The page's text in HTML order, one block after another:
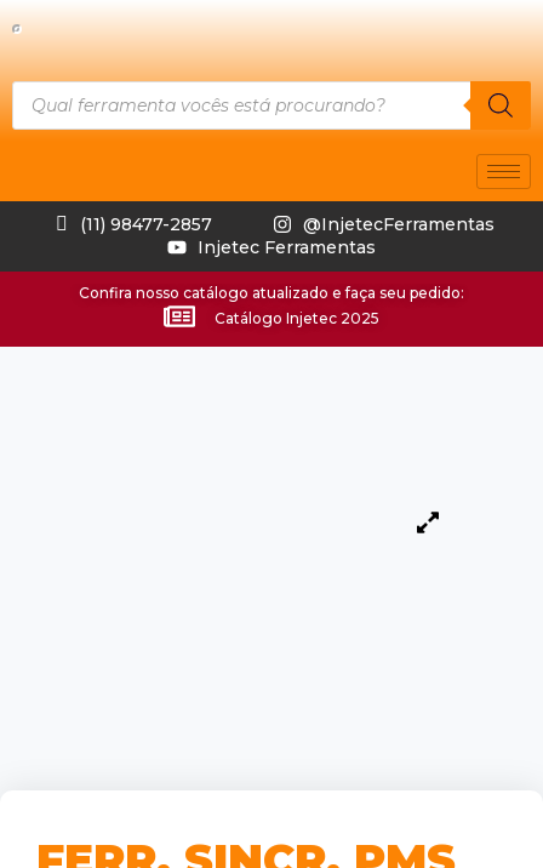
(11) 98477-2857
@InjetecFerramentas
Injetec Ferramentas
Confira nosso catálogo atualizado e faça seu pedido:
Catálogo Injetec 2025